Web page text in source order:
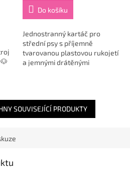
5,0
5
hvězdiček.
Do košíku
Jednostranný kartáč pro
střední psy s příjemně
tvarovanou plastovou rukojetí
a jemnými drátěnými
SOUVISEJÍCÍ PRODUKTY